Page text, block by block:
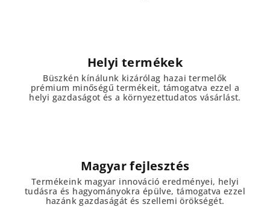
Helyi termékek
Büszkén kínálunk kizárólag hazai termelők
prémium minőségű termékeit, támogatva ezzel a
helyi gazdaságot és a környezettudatos vásárlást.
Magyar fejlesztés
Termékeink magyar innováció eredményei, helyi
tudásra és hagyományokra épülve, támogatva ezzel
hazánk gazdaságát és szellemi örökségét.